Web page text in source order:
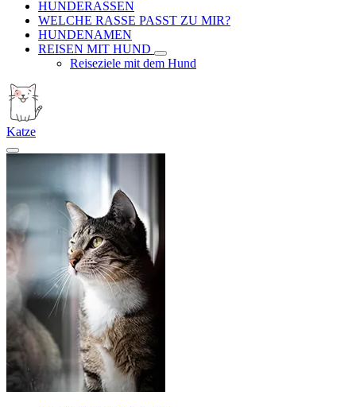
HUNDERASSEN
WELCHE RASSE PASST ZU MIR?
HUNDENAMEN
REISEN MIT HUND
Reiseziele mit dem Hund
Katze